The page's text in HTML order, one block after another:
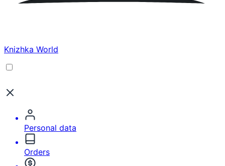
Knizhka World
Personal data
Orders